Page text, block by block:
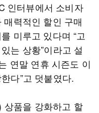
인터뷰에서 소비자
력적인 할인 구매
미루고 있다며 “고
는 상황”이라고 설
연말 연휴 시즌도 이
다”고 덧붙였다.
상품을 강화하고 할